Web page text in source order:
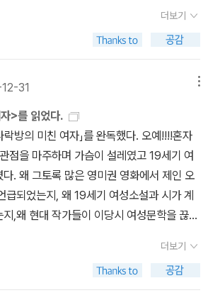
은 남자의 손이 아교질의 보형물을 움켜쥐
히도 네이팜 제조회사에서 만든)이 불룩하
는 이 제품이 인공적인 느낌이 들지 않고 '진
주장한다. 움켜쥔 손에. -p.394움켜쥔 손
장의 '움켜쥔 손에' 에서 뒷머리가 쭈삣 서
. 여자들은 왜 시간을 들여 좀 더 일찍 일어
치를 하고 드라이를 할까. 왜 여자들은 먹을
굶을까. 왜 여자들은 자기 유방에 이물질을
에 칼을 댈까. 왜, 왜. 우리는 그것을 과연 우
고 말할 수 잇을까? 그건 스스로에게 되물어
이라고, 치장하고 사람들을 보는게 예의라
이라고, 이런 몸이 사랑받는 몸이라고 말하
리고 누가 싫어할지를. 우리는 정작 우리 자
서 우리 자신이 싫어할지도 모른다고 세뇌당
할 목적으로 면접을 몇 군데 봤었다고 했다.
관이 대놓고 뚱뚱해서 취직시킬 수가 없다
있었다고 했다.친구는 키가 170이 좀 넘는
러니 조금 더 커 보여 웬만한 키가 있는 남
힘도 쎄다. 목소리도 크다. 웃음소리는 더 크
고 생각하고 살아왔었는데, 대학 들어가
보니 다들 나를 키도 작고 엄청 빼빼 마른 아
은근 친구에게도 스트레스(나 때문에 자신
투덜거렸고) 나도 스트레스였다.(보는 사람
씩 하는데, 나는 그 소리가 너무 듣기 싫어 투
전문대라도 졸업하면 좀 더 취업이 유리
능을 준비했고 나와 친구가 되었다.나는 친
유가 너무나 절실하게 느껴졌고, 될대로 되
남긴 행적을 오랜 시간에 걸쳐 추적했는
한 좌파와 우파의 현재 상황까지도 도플갱
있다고 깨달은 모양이다. 즉 좌파가 뭔가
일종의 도플갱어를 만들어내서 상대편의 주
것이다.나귀님이야 서문 외에는 아직 읽은 것
장이 얼마나 설득력 있는지는 모르겠지만,
파가 우파의 미러링에 꼼짝달싹 못하는 것처
도 한 듯하다. 대표적인 것이 가짜 뉴스인데,
면 유포자는 '아니면 말고' 하는 무책임한 입
수밖에 없다.한국의 경우에도 진보를 자처
기는 최신 기술을 이용한 소통이었는데, 어
파가 대거 진출하면서 온갖 가짜 뉴스를 퍼
어지냐, 그건 그냥 감춰지는 거지, 하는 생각
있으면 있는거지 그걸 왜 꼭 눌러가지고 뱃
?뱃살이 문제잖아, 그걸 거들이 해결해줄게.
뱃살 많은데 거들 사야겠다, 하게 되는게 아
팩트로 해결할게요.앗, 나 피부 잡티 개많
게 되어버리는거다.그러니까 여성에게 코
것이 살아가는데 필요해서가 아니라, 정말
우기 위해서라는 거다. 그것이 필요하다는
으로써.디카프리오 주연의 월 스트리트 울
마지막에 볼펜을 어떻게 팔겠느냐는 세일즈
있던 수강생중 하나는 볼펜의 장점을 늘어놓
하겠구나, 하고 그 펜을 내미는 거다. 이게
우리로 하여금 쓸데없이 거들을, 팩트를, 미
적인 로맨스라 제시된 것에 이끌리지 않아서
이 아름다움을 강요하는가오래전에 알라딘
을만한 것도 아닌데 사게 된 이유는 그냥 갈
ㅋ 그렇다고 해서 이게 나에게 이젠 하등
히려 더 생각하게 되는 것 같음. 하... 너무 답
부들부들 끓음-데이비드 댐로쉬의 세계문
인간이 다 읽을 수 없을 만큼 많은 작품이 쓰
가가 독서의 태만으로 이어져선 안 된다‘는
히 난... 고전소설 좋아해서 더 유용하리라
읽었을 때는 잘 읽히지 않아서 대출을 포기
출판사 책 잘 만드네!!!-여자는 존재 자체로
는 책 중 유일하게 중고서점에서 처음 만
혀 몰랐던... 분류는 여성사에 해당함. 갑골
쥐고는, 유튜브로 ‘귀여운 동물 영상’을 찾아
이 본 동영상은 이것. 자세히 보면 보이지만
귄보다 오른쪽 끝의 펭귄이 키가 더 크고
을 쭉 뻗고 매서운 눈매로 적을 상대하는 용
의 리더이다. 솜털이 다 빠지지도 않은 새끼
데, 대장이 되어 무리를 인도하고 적에 맞서
동영상을 보고, 또 보았다. 보고 나서 또 보
는 노래를 들으면 한 노래’만’ 듣는다. 그
을 듣는다. 다른 노래로 넘어갈 때까지 그
끼 펭귄 동영상도 그렇게 보았다. 현실을 바
없어서. 용감한 새끼 펭귄 동영상을 보면서
자 했다. 청와대 용산 이전과 관련된 혼란과
되는 우리의 슬픈 역사인데. 망언으로 가
엄중함이 덮여 버렸다. 사건을 사건으로 덮
더보기
31
>를 읽었다.
방의 미친 여자」를 완독했다. 오예!!!!혼자
점을 마주하며 가슴이 설레였고 19세기 여
. 왜 그토록 많은 영미권 영화에서 제인 오
급되었는지, 왜 19세기 여성소설과 시가 계
,왜 현대 작가들이 이당시 여성문학을 끊임
동으로 꼭꼭 씹어 읽었다. 우선 인상깊었던
해야 할 괴물은 자기주장보다 자기 말살이
잘못된 목소리에 귀 기울여 재앙을 불러오
더보기